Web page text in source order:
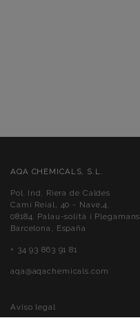
AQA CHEMICALS, S.L.
Pol. Ind. Riera de Caldes
Camí Reial, 40 - Nave,4.
08184. Palau-solità i Plegamans
Barcelona, España
+ 34 93 863 91 81
aqa@aqachemicals.com
Aviso legal